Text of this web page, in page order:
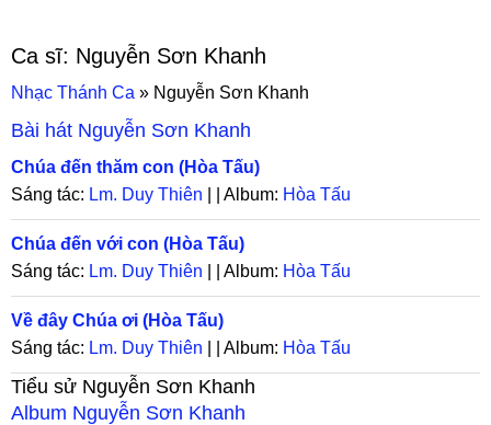
Ca sĩ: Nguyễn Sơn Khanh
Nhạc Thánh Ca » Nguyễn Sơn Khanh
Bài hát Nguyễn Sơn Khanh
Chúa đến thăm con (Hòa Tấu)
Sáng tác: Lm. Duy Thiên | | Album: Hòa Tấu
Chúa đến với con (Hòa Tấu)
Sáng tác: Lm. Duy Thiên | | Album: Hòa Tấu
Về đây Chúa ơi (Hòa Tấu)
Sáng tác: Lm. Duy Thiên | | Album: Hòa Tấu
Tiểu sử Nguyễn Sơn Khanh
Album Nguyễn Sơn Khanh